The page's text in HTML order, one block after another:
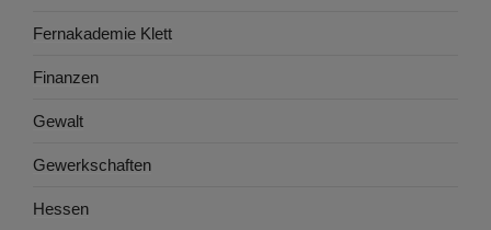
Fernakademie Klett
Finanzen
Gewalt
Gewerkschaften
Hessen